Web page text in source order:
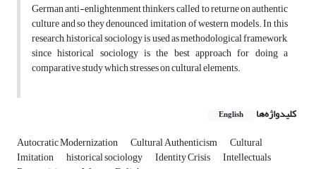
German anti-enlightenment thinkers, called to returne on authentic
culture and so they denounced imitation of western models. In this
research, historical sociology is used as methodological framework,
since historical sociology is the best approach for doing a
comparative study which stresses on cultural elements.
کلیدواژه‌ها English
Autocratic Modernization Cultural Authenticism Cultural
Imitation historical sociology Identity Crisis Intellectuals